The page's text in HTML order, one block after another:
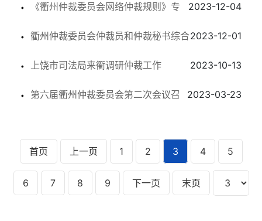
机构发展论坛上作交流发言 2023-12-04
《衢州仲裁委员会网络仲裁规则》专
家论证会在京召开 2023-12-01
衢州仲裁委员会仲裁员和仲裁秘书综合
素质提升培训班成功举办 2023-10-13
上饶市司法局来衢调研仲裁工作
2023-03-23
第六届衢州仲裁委员会第二次会议召
首页 上一页 1 2 3 4 5
6 7 8 9 下一页 末页